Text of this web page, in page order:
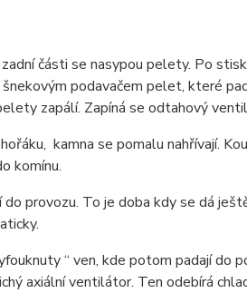
části se nasypou pelety. Po
podavačem pelet, které
zapálí. Zapíná se odtahový
kamna se pomalu nahřívají.
komínu.
do provozu. To je doba kdy se dá
“ ven, kde potom padají do
axiální ventilátor. Ten odebírá